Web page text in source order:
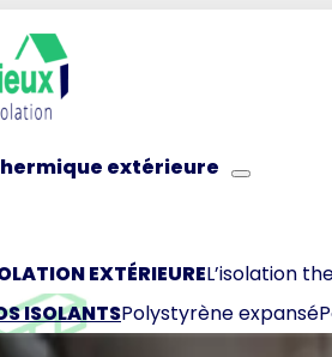
extérieure
EXTÉRIEUREL’isolation
ISOLANTSPolystyrène expansé